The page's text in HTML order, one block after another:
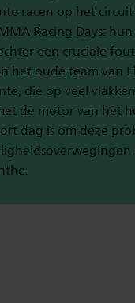
racen op het circuit
Racing Days:
een cruciale
het oude team van
die op veel
de motor van het
dag is om deze